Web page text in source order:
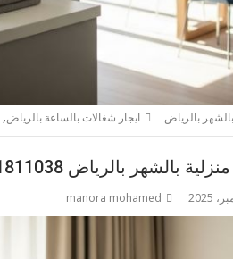
بالرياض ايجار شغالات بالساعة بالرياض,
بالشهر بالرياض 0571811038
manora mohamed